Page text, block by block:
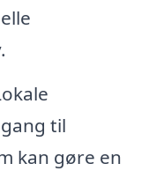
til
kan gøre en